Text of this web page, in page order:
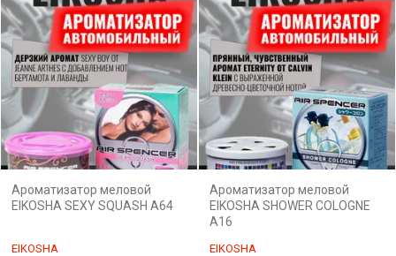
Ароматизатор меловой
EIKOSHA SEXY SQUASH A64
EIKOSHA
Ароматизатор меловой
EIKOSHA SHOWER COLOGNE
A16
EIKOSHA